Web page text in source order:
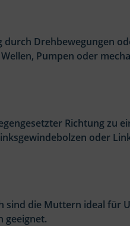
Drehbewegungen
Pumpen oder
Richtung zu
oder
sind die Muttern ideal für
geeignet.